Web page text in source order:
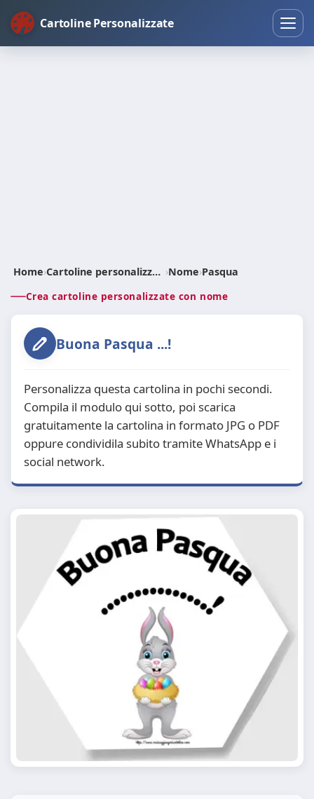
Cartoline Personalizzate
Home› Cartoline personalizzate ›Nome›Pasqua
Crea cartoline personalizzate con nome
Buona Pasqua ...!
Personalizza questa cartolina in pochi secondi.
Compila il modulo qui sotto, poi scarica
gratuitamente la cartolina in formato JPG o PDF
oppure condividila subito tramite WhatsApp e i
social network.